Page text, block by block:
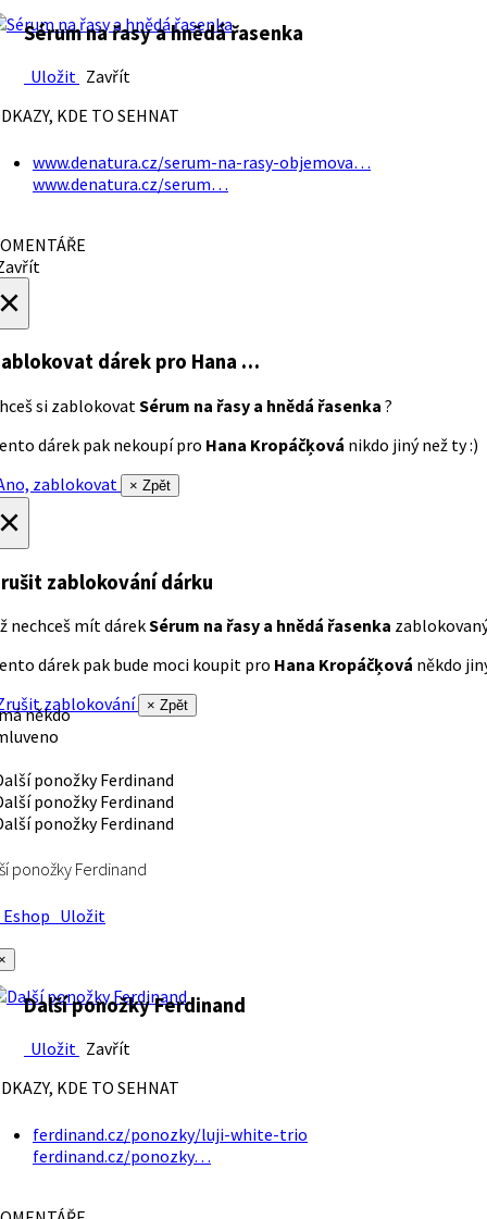
Sérum na řasy a hnědá řasenka
Uložit Zavřít
KDE TO SEHNAT
www.denatura.cz/serum-na-rasy-objemova…
www.denatura.cz/serum…
dárek pro Hana …
si zablokovatSérum na řasy a hnědá řasenka ?
dárek pak nekoupí pro Hana Kropáčķová nikdo jiný než ty :)
zablokovat
× Zpět
zablokování dárku
nechceš mít dárekSérum na řasy a hnědá řasenka
dárek pak bude moci koupit pro Hana Kropáčķová někdo
zablokování
× Zpět
někdo
ponožky Ferdinand
Uložit
Další ponožky Ferdinand
Uložit Zavřít
KDE TO SEHNAT
ferdinand.cz/ponozky/luji-white-trio
ferdinand.cz/ponozky…